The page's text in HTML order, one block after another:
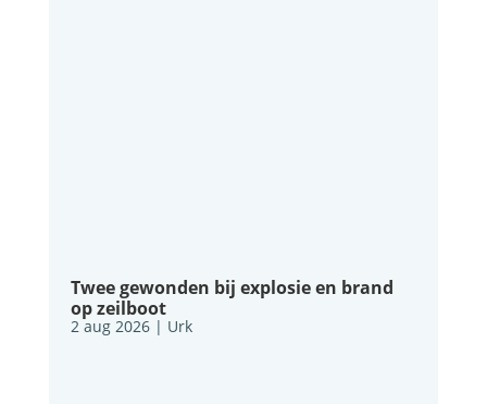
Twee gewonden bij explosie en brand
op zeilboot
2 aug 2026| Urk